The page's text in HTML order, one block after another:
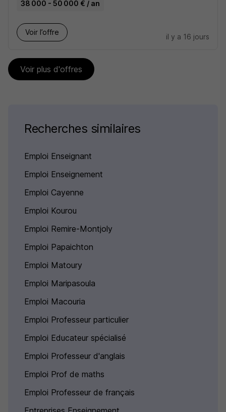
38 000 - 50 000 € / an
Voir l’offre
il y a 16 jours
Voir plus d'offres
Recherches similaires
Emploi Enseignant
Emploi Enseignement
Emploi Cayenne
Emploi Kourou
Emploi Remire-Montjoly
Emploi Papaichton
Emploi Matoury
Emploi Maripasoula
Emploi Macouria
Emploi Professeur particulier
Emploi Educateur spécialisé
Emploi Professeur d'anglais
Emploi Prof de maths
Emploi Professeur de français